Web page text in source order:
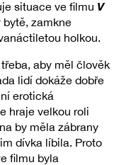
situace ve filmu V
bytě, zamkne
holkou.
aby měl člověk
lidí dokáže dobře
erotická
hraje velkou roli
by měla zábrany
dívka líbila. Proto
filmu byla